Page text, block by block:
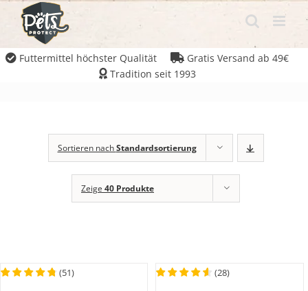
Futtermittel höchster Qualität
Gratis Versand ab 49€
Tradition seit 1993
Sortieren nachStandardsortierung
Zeige 40 Produkte
(51) (28)